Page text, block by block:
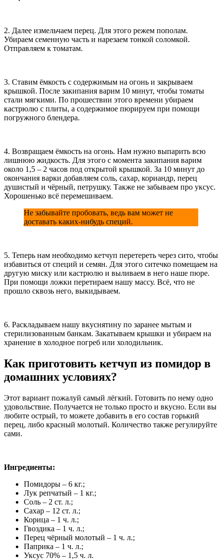
2. Далее измельчаем перец. Для этого режем пополам.
Убираем семенную часть и нарезаем тонкой соломкой.
Отправляем к томатам.
3. Ставим ёмкость с содержимым на огонь и закрываем
крышкой. После закипания варим 10 минут, чтобы томаты
стали мягкими. По прошествии этого времени убираем
кастрюлю с плиты, а содержимое пюрируем при помощи
погружного блендера.
4. Возвращаем ёмкость на огонь. Нам нужно выпарить всю
лишнюю жидкость. Для этого с момента закипания варим
около 1,5 – 2 часов под открытой крышкой. За 10 минут до
окончания варки добавляем соль, сахар, кориандр, перец
душистый и чёрный, петрушку. Также не забываем про уксус.
Хорошенько всё перемешиваем.
Не забывайте пробовать, ведь вам может не
доставать каких-нибудь специй.
5. Теперь нам необходимо кетчуп перетереть через сито, чтобы
избавиться от специй и семян. Для этого ситечко помещаем на
другую миску или кастрюлю и выливаем в него наше пюре.
При помощи ложки перетираем нашу массу. Всё, что не
прошло сквозь него, выкидываем.
6. Раскладываем нашу вкуснятину по заранее мытым и
стерилизованным банкам. Закатываем крышки и убираем на
хранение в холодное погреб или холодильник.
Как приготовить кетчуп из помидор в
домашних условиях?
Этот вариант пожалуй самый лёгкий. Готовить по нему одно
удовольствие. Получается не только просто и вкусно. Если вы
любите острый, то можете добавить в его состав горький
перец, либо красный молотый. Количество также регулируйте
сами.
Ингредиенты:
Помидоры – 6 кг.;
Лук репчатый – 1 кг.;
Соль – 2 ст. л.;
Сахар – 12 ст. л.;
Корица – 1 ч. л.;
Гвоздика – 1 ч. л.;
Перец чёрный молотый – 1 ч. л.;
Паприка – 1 ч. л.;
Уксус 70% – 1,5 ч. л.